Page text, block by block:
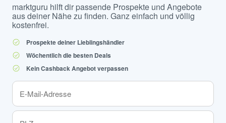
marktguru hilft dir passende Prospekte und Angebote
aus deiner Nähe zu finden. Ganz einfach und völlig
kostenfrei.
Prospekte deiner Lieblingshändler
Wöchentlich die besten Deals
Kein Cashback Angebot verpassen